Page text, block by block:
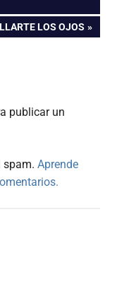
LOS OJOS
publicar un
spam. Aprende